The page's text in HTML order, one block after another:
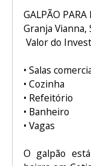
GALPÃO PARA
Granja Vianna,
Valor do
• Salas
• Cozinha
• Refeitório
• Banheiro
• Vagas
O galpão